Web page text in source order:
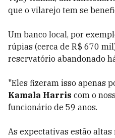
que o vilarejo tem se
Um banco local, por
rúpias (cerca de R$ 670
reservatório abandonado
"Eles fizeram isso apenas
Kamala Harris com o
funcionário de 59 anos.
As expectativas estão